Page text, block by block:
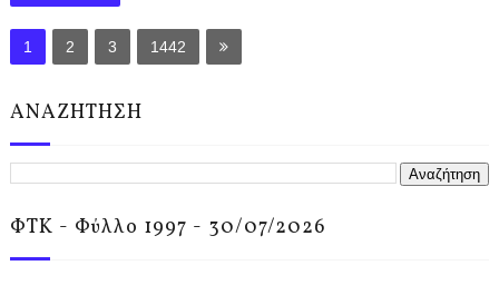
1 2 3 1442
ΑΝΑΖΗΤΗΣΗ
ΦΤΚ - Φύλλο 1997 - 30/07/2026